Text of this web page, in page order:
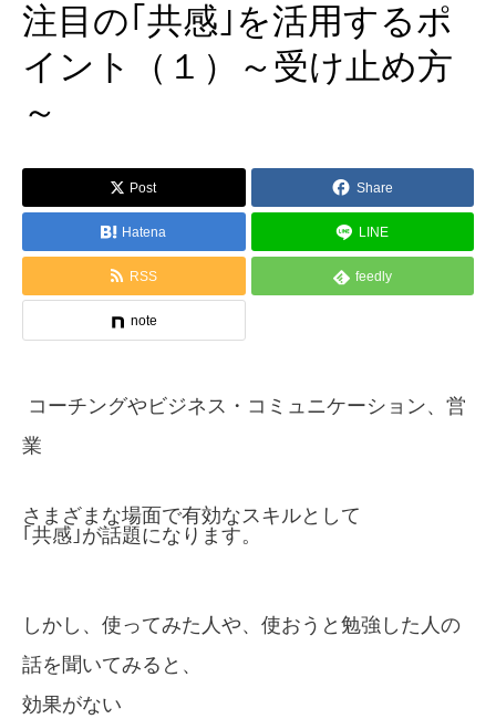
注目の｢共感｣を活用するポ
イント（１）～受け止め方
～
Post Share
Hatena LINE
RSS feedly
note
コーチングやビジネス・コミュニケーション、営
業
さまざまな場面で有効なスキルとして
｢共感｣が話題になります。
しかし、使ってみた人や、使おうと勉強した人の
話を聞いてみると、
効果がない